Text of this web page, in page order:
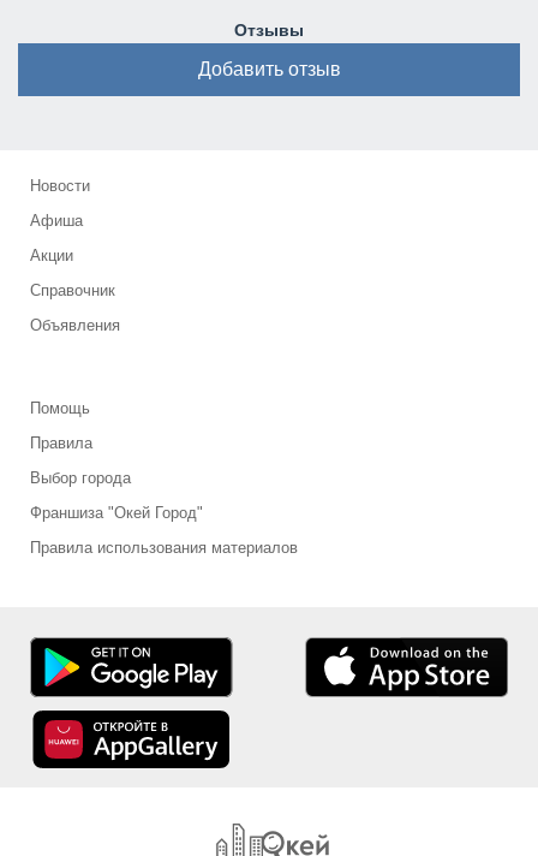
Отзывы
Добавить отзыв
Новости
Афиша
Акции
Справочник
Объявления
Помощь
Правила
Выбор города
Франшиза "Окей Город"
Правила использования материалов